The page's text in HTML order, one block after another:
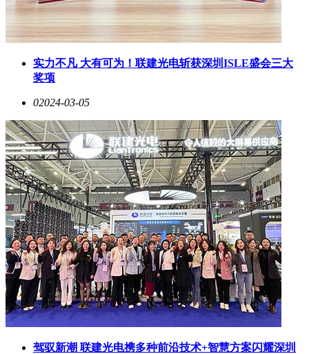
实力不凡 大有可为！联建光电斩获深圳ISLE盛会三大
奖项
02024-03-05
驾驭新潮 联建光电携多种前沿技术+智慧方案闪耀深圳